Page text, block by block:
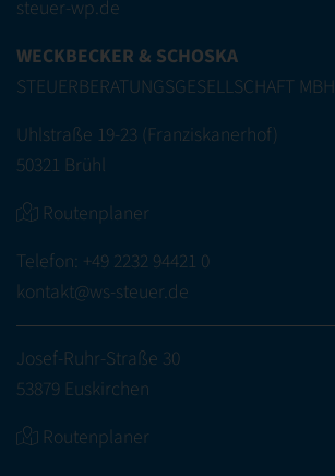
steuer-wp.de
WECKBECKER & SCHOSKA
STEUERBERATUNGSGESELLSCHAFT MBH
Uhlstraße 19-23 (Franziskanerhof)
50321 Brühl
Routenplaner
Telefon: +49 2232 94421 0
kontakt@ws-steuer.de
Josef-Ruhr-Straße 30
53879 Euskirchen
Routenplaner